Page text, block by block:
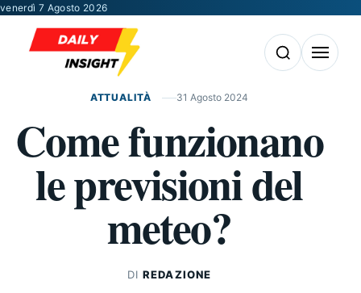
Vai al contenuto
venerdì 7 Agosto 2026
Apri la ricerca
Apri il
ATTUALITÀ 31 Agosto 2024
Come funzionano
le previsioni del
meteo?
DIREDAZIONE